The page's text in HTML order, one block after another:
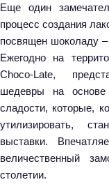
Еще один
процесс создания
посвящен шоколаду –
Ежегодно на
Choco-Late,
шедевры на основе
сладости, которые,
утилизировать,
выставки.
величественный
столетии.